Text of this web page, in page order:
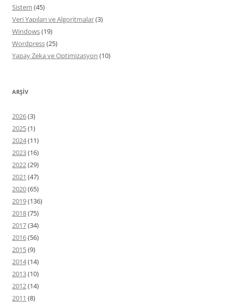
Sistem (45)
Veri Yapıları ve Algoritmalar(3)
Windows(19)
Wordpress(25)
Yapay Zeka ve Optimizasyon (10)
ARŞIV
2026(3)
2025(1)
2024(11)
2023(16)
2022(29)
2021 (47)
2020(65)
2019(136)
2018(75)
2017(34)
2016(56)
2015(9)
2014(14)
2013(10)
2012(14)
2011 (8)